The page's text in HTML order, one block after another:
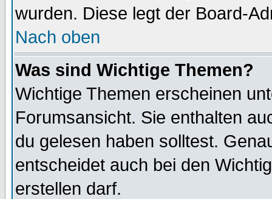
wurden. Diese legt der Board-
Nach oben
Was sind Wichtige Themen?
Wichtige Themen erscheinen
Forumsansicht. Sie enthalten
du gelesen haben solltest.
entscheidet auch bei den
erstellen darf.